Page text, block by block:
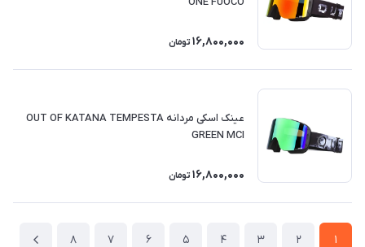
16,800,000 تومان
عینک اسکی مردانه OUT OF KATANA TEMPESTA
GREEN MCI
16,800,000 تومان
1
2
3
4
5
6
7
8